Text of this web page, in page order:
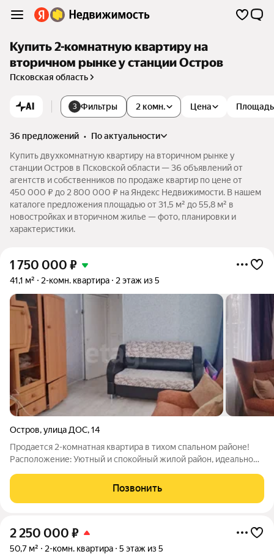
Купить 2-комнатную квартиру на
вторичном рынке у станции Остров
Псковская область
AI 3 Фильтры 2 комн. Цена Площадь
36 предложений •
по актуальности
Купить двухкомнатную квартиру на вторичном рынке у
станции Остров в Псковской области — 36 объявлений от
агентств и собственников по продаже квартир по цене от
450 000 ₽ до 2 800 000 ₽ на Яндекс Недвижимости. В нашем
каталоге предложения площадью от 31,5 м² до 55,8 м² в
новостройках и вторичном жилье — фото, планировки и
характеристики.
1 750 000 ₽
41,1 м² 2-комн. квартира 2 этаж из 5
Остров,улица ДОС,14
Продается 2-комнатная квартира в тихом спальном районе!
Расположение: Уютный и спокойный жилой район, идеально
сад, магазины и аптеки. Всё необходимое рядом! Квартира: - 2
этаж в
Позвонить
2 250 000 ₽
50,7 м² 2-комн. квартира 5 этаж из 5